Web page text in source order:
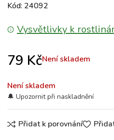
Kód: 24092
Vysvětlivky k
79 KčNení skladem
Není skladem
Přidat k porovnání